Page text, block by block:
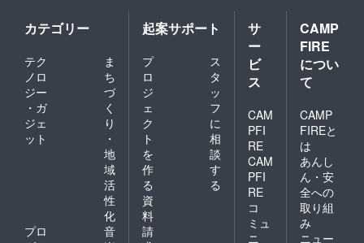
ます。
希望に
て、送
付する
ことも
可能 保
蔵保
存：乾
燥しな
いよう
に保存
袋や
ラップ
で密閉
し、野
菜室に
メール
にてご
相談さ
せてく
ださ
カテゴリー
テク
ノロ
ジー
・ガ
ジェ
ット
ま
ち
づ
く
り
・
地
域
活
性
化
プロ
音
起案サポート
プ
ロ
ジ
ェ
ク
ト
を
作
る
ス
タ
ッ
フ
に
相
談
す
る
資
料
請
サ
ー
ビ
ス
CAM
PFI
RE
CAM
PFI
RE
コ
ミュ
ニ
CAMP
FIRE
につい
て
CAMP
FIREと
は
あんし
ん・安
全への
取り組
み
ニュー